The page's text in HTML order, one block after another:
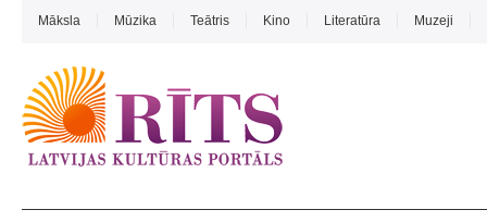
Māksla Mūzika Teātris Kino Literatūra Muzeji